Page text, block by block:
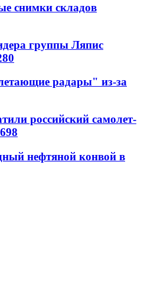
снимки складов
группы Ляпис
радары" из-за
российский самолет-
нефтяной конвой в